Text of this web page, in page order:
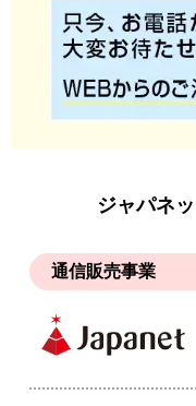
ジャパネ
通信販売事業